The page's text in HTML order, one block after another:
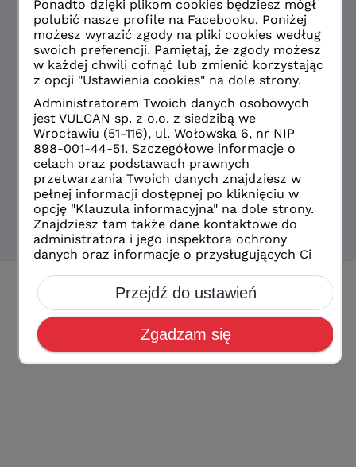
Nie mam eduVULCAN
Masz dostęp dopoprzedniej wersji
VULCAN? Przejdź doaktualizacji dostępu
Masz problem z logowaniem? Zobaczodpowiedzi
na częste pytaniaalbonapisz do nas.